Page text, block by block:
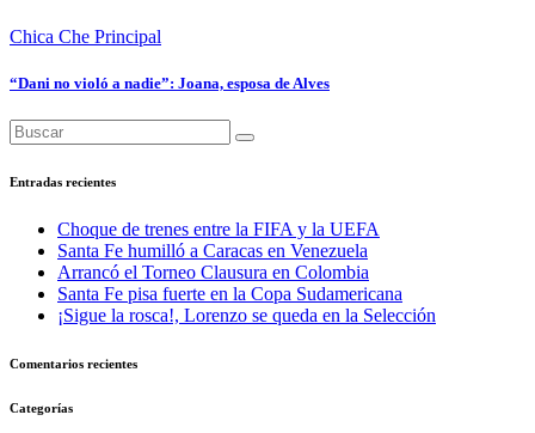
Chica Che Principal
“Dani no violó a nadie”: Joana, esposa de Alves
Entradas recientes
Choque de trenes entre la FIFA y la UEFA
Santa Fe humilló a Caracas en Venezuela
Arrancó el Torneo Clausura en Colombia
Santa Fe pisa fuerte en la Copa Sudamericana
¡Sigue la rosca!, Lorenzo se queda en la Selección
Comentarios recientes
Categorías